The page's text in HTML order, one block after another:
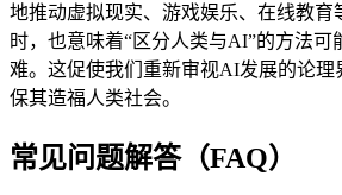
地推动虚拟现实、游戏娱乐、在线教育
时，也意味着“区分人类与AI”的方法可
难。这促使我们重新审视AI发展的论理
保其造福人类社会。
常见问题解答（FAQ）